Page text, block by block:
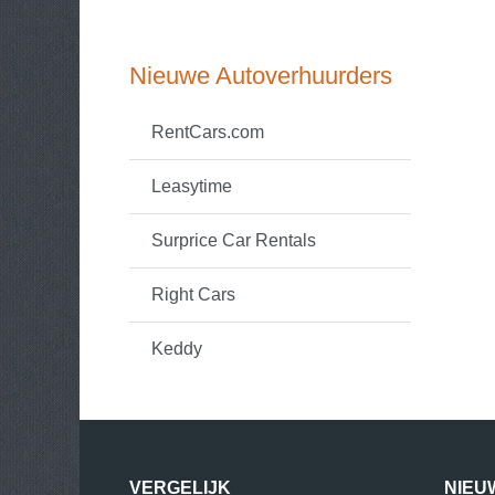
Nieuwe Autoverhuurders
RentCars.com
Leasytime
Surprice Car Rentals
Right Cars
Keddy
VERGELIJK